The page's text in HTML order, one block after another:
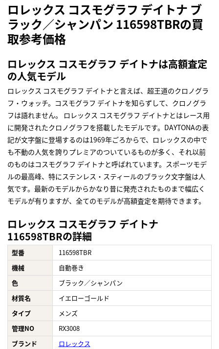
ロレックス コスモグラフ デイトナ ブ
ラック／シャンパン 116598TBRの買
取参考価格
ロレックス コスモグラフ デイトナは高額査定
の人気モデル
ロレックス コスモグラフ デイトナと言えば、超王道のクロノグラ
フ・ウォッチ。コスモグラフ デイトナを知らずして、クロノグラ
フは語れません。 ロレックス コスモグラフ デイトナとはレース用
に開発されたクロノグラフを搭載したモデルです。DAYTONAの表
記が文字盤に登場するのは1969年ごろからで、ロレックスの中で
も不動の人気を誇りプレミアのついているものが多く、それ以前
のものはコスモグラフ デイトナと呼ばれています。スポーツモデ
ルの最高峰、特にステンレス・スティールのブラック文字盤は人
気です。最新のモデルからかなり昔に発売されたものまで幅広く
モデルが有りますが、全てのモデルが高額査定を期待できます。
ロレックス コスモグラフ デイトナ
116598TBRの詳細
型番
116598TBR
機械
自動巻き
色
ブラック／シャンパン
材質名
イエローゴールド
タイプ
メンズ
管理NO
RX3008
ブランド
ロレックス